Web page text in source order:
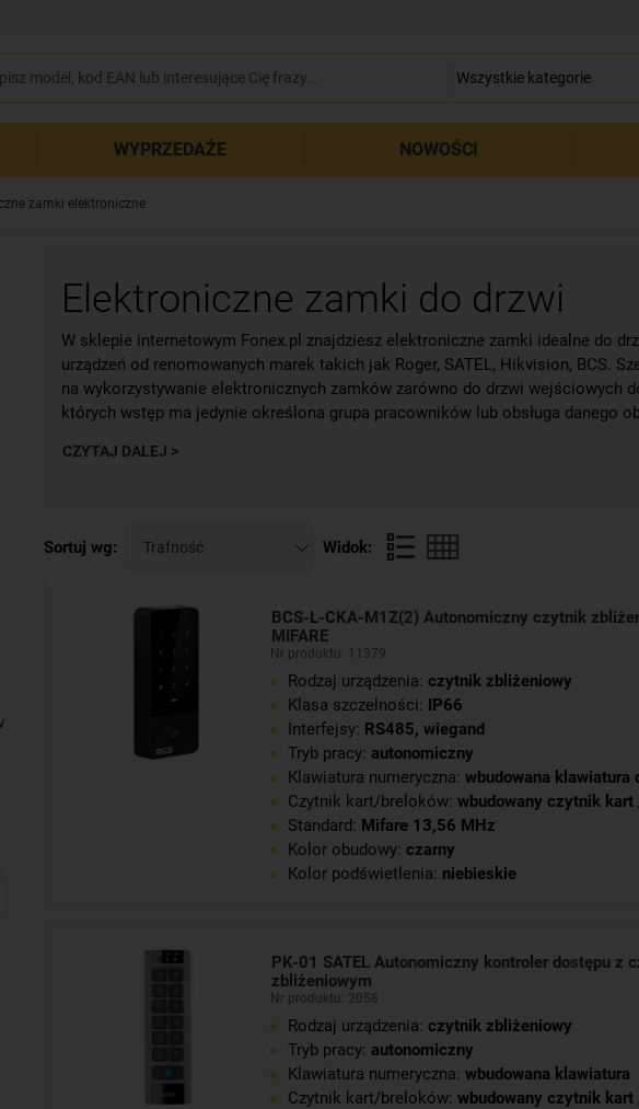
WYPRZEDAŻE NOWOŚCI
zamki elektroniczne
Elektroniczne zamki do drzwi
W sklepie internetowym Fonex.pl znajdziesz elektroniczne zamki idealne do
urządzeń od renomowanych marek takich jak Roger, SATEL, Hikvision, BCS.
na wykorzystywanie elektronicznych zamków zarówno do drzwi wejściowych
których wstęp ma jedynie określona grupa pracowników lub obsługa danego
Zastosowanie szyfratorów i kontrolerów dostępu
Zapewniają one wygodne rozwiązanie, które może być dostosowane do
Zamki elektroniczne na kod lub karty dostępu mają zastosowanie zarówno w
kodem jest idealna w sytuacjach, gdy tylko nieliczne osoby mają dostęp do
sprawdza się w biurach i obiektach przemysłowych. Nasz sklep oferuje
potrzeb klientów.
CZYTAJ DALEJ >
Sortuj wg: Widok:
BCS-L-CKA-M1Z(2) Autonomiczny czytnik
MIFARE
Nr produktu: 11379
Rodzaj urządzenia: czytnik zbliżeniowy
Klasa szczelności: IP66
Interfejsy: RS485, wiegand
Tryb pracy: autonomiczny
Klawiatura numeryczna: wbudowana klawiatura
Czytnik kart/breloków: wbudowany czytnik kart
Standard: Mifare 13,56 MHz
Kolor obudowy: czarny
Kolor podświetlenia: niebieskie
PK-01 SATEL Autonomiczny kontroler dostępu z
zbliżeniowym
Nr produktu: 2058
Rodzaj urządzenia: czytnik zbliżeniowy
Tryb pracy: autonomiczny
Klawiatura numeryczna: wbudowana klawiatura
Czytnik kart/breloków: wbudowany czytnik kart